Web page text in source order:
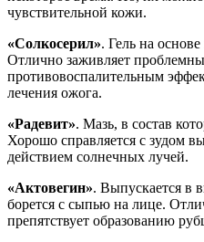
чувствительной кожи.
«Солкосерил». Гель на
Отлично заживляет
противовоспалительным
лечения ожога.
«Радевит». Мазь, в состав
Хорошо справляется с зудом
действием солнечных лучей.
«Актовегин». Выпускается в
борется с сыпью на лице.
препятствует образованию